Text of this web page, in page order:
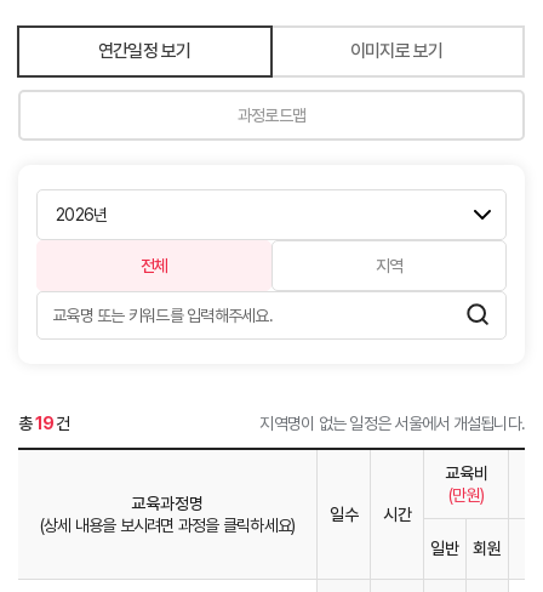
연간일정 보기 이미지로 보기
과정로드맵
전체 지역
총19건 지역명이 없는 일정은 서울에서 개설됩니다.
교육과정명
(상세 내용을 보시려면 과정을 클릭하세요)
일수 시간
교육비
(만원)
일반 회원